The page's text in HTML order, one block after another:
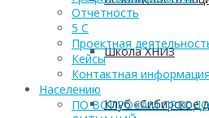
Школа ХНИЗ
Клуб «Сибирское
Отчетность
5 С
Проектная
Кейсы
Контактная информация
Населению
ПО ВОПРОСАМ